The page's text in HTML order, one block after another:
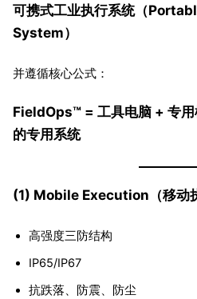
可携式工业执行系统（
System）
并遵循核心公式：
FieldOps™ = 工具电脑 + 专
的专用系统
(1) Mobile Execution（移动
高强度三防结构
IP65/IP67
抗跌落、防震、防尘